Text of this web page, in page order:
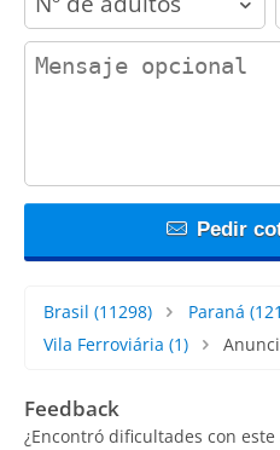
contact_message
Pedir
Brasil (11298) Paraná
Vila Ferroviária (1)
Feedback
¿Encontró dificultades con